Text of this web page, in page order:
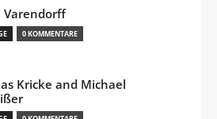
Varendorff
0 KOMMENTARE
Kricke and Michael